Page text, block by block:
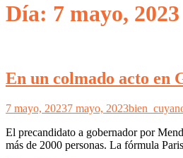
Día: 7 mayo, 2023
En un colmado acto en
7 mayo, 20237 mayo, 2023
El precandidato a gobernador por
más de 2000 personas. La fórmula